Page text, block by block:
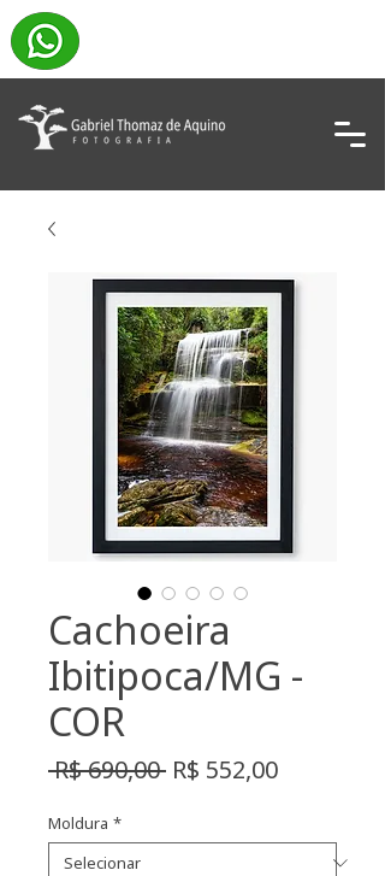
Cachoeira
Ibitipoca/MG -
COR
R$ 690,00 Preço
R$ 552,00Preço
Moldura *